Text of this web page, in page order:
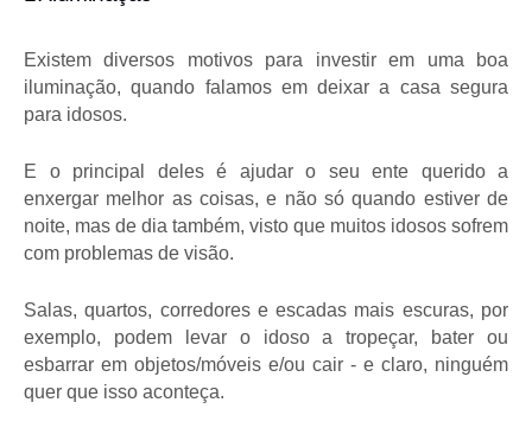
Existem diversos motivos para investir em uma boa
iluminação, quando falamos em deixar a casa segura
para idosos.
E o principal deles é ajudar o seu ente querido a
enxergar melhor as coisas, e não só quando estiver de
noite, mas de dia também, visto que muitos idosos sofrem
com problemas de visão.
Salas, quartos, corredores e escadas mais escuras, por
exemplo, podem levar o idoso a tropeçar, bater ou
esbarrar em objetos/móveis e/ou cair - e claro, ninguém
quer que isso aconteça.